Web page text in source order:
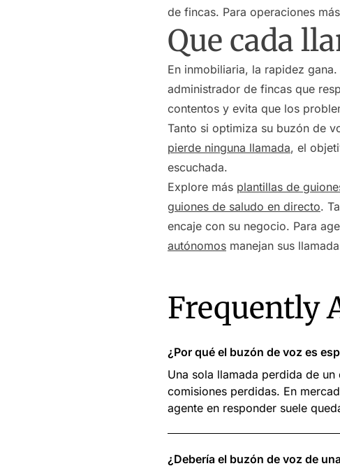
de fincas. Para operaciones
Que cada
En inmobiliaria, la rapidez
administrador de fincas que
contentos y evita que los
Tanto si optimiza su buzón de
pierde ninguna llamada, el
escuchada.
Explore más plantillas de
guiones de saludo en directo.
encaje con su negocio. Para
autónomos manejan sus
Frequently
¿Por qué el buzón de voz es
Una sola llamada perdida de
comisiones perdidas. En
agente en responder suele
¿Debería el buzón de voz de